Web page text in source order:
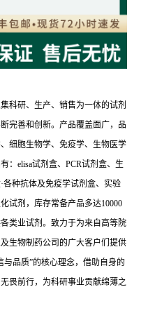
科研、生产、销售为一体的试剂
完善和创新。产品覆盖面广，品
细胞生物学、免疫学、生物医学
：elisa试剂盒、PCR试剂盒、生
各种抗体及免疫学试剂盒、实验
试剂，库存常备产品多达10000
类业试剂。致力于为来自高等院
生物制药公司的广大客户们提供
与品质”的核心理念，借助自身的
畏前行，为科研事业贡献绵薄之